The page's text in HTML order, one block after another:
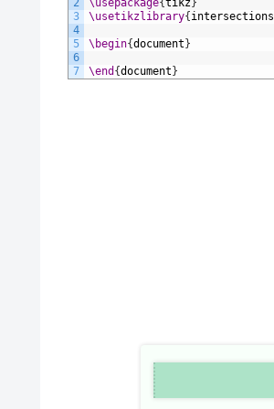
3
4
5
6
7
\usetikzlibrary{intersections
\begin{document}
\end {document}